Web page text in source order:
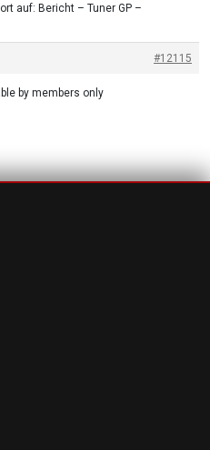
auf: Bericht – Tuner GP –
#12115
by members only